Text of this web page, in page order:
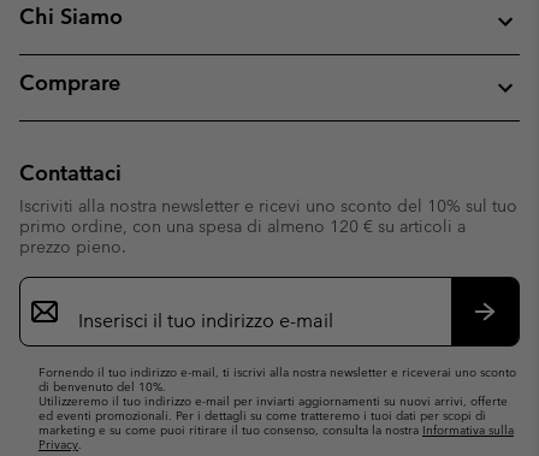
Chi Siamo
Comprare
Contattaci
Iscriviti alla nostra newsletter e ricevi uno sconto del 10% sul tuo
primo ordine, con una spesa di almeno 120 € su articoli a
prezzo pieno.
Iscrizione
e-
mail
Fornendo il tuo indirizzo e-mail, ti iscrivi alla nostra newsletter e riceverai uno sconto
di benvenuto del 10%.
Utilizzeremo il tuo indirizzo e-mail per inviarti aggiornamenti su nuovi arrivi, offerte
ed eventi promozionali. Per i dettagli su come tratteremo i tuoi dati per scopi di
marketing e su come puoi ritirare il tuo consenso, consulta la nostra Informativa sulla
Privacy.